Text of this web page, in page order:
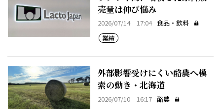
売量は伸び悩み
2026/07/14 17:04 食品・飲料
業績
外部影響受けにくい酪農へ模
索の動き・北海道
2026/07/10 16:17 酪農